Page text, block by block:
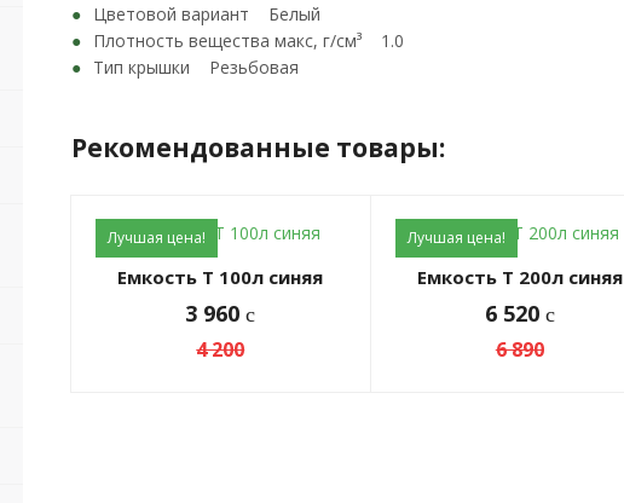
Цветовой вариант Белый
Плотность вещества макс, г/см³ 1.0
Тип крышки Резьбовая
Рекомендованные товары:
Лучшая цена!
Емкость Т 100л синяя
3 960c
4 200
Лучшая цена!
Емкость Т 200л синяя
6 520 c
6 890